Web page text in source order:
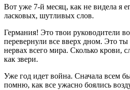
Вот уже 7-й месяц, как не видела я
ласковых, шутливых слов.
Германия! Это твои руководители
перевернули все вверх дном. Это
нервах всего мира. Сколько крови,
как звери.
Уже год идет война. Сначала всем
помню, как все ужасно боялись